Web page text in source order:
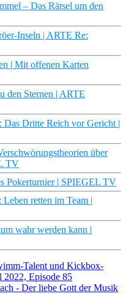
– Das Rätsel um den
Inseln | ARTE Re:
| Mit offenen Karten
den Sternen | ARTE
Das Dritte Reich vor Gericht |
über
TV
Pokerturnier | SPIEGEL TV
retten im Team |
wahr werden kann |
Talent und Kickbox-
2022, Episode 85
- Der liebe Gott der Musik